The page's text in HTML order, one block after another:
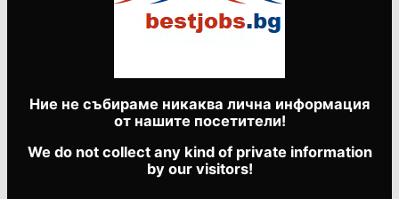
Ние не събираме никаква лична информация
от нашите посетители!
We do not collect any kind of private information
by our visitors!